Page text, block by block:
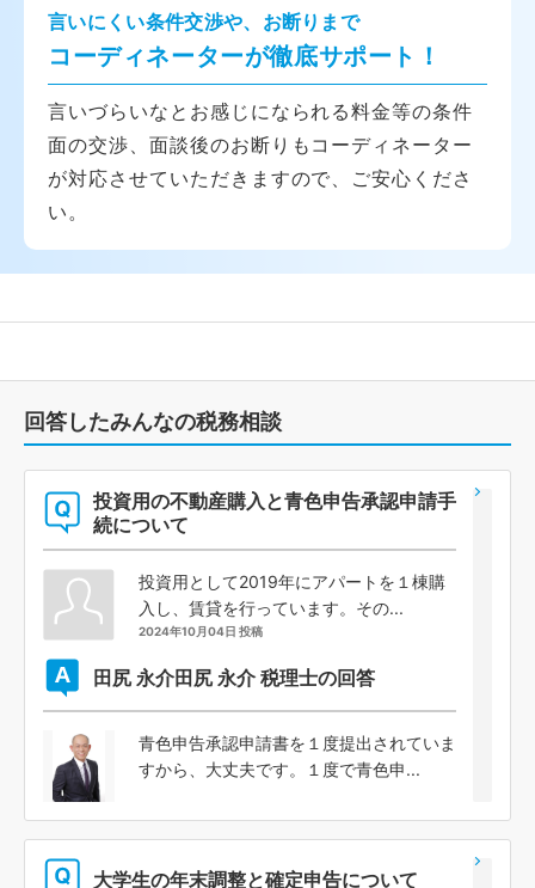
言いにくい条件交渉や、お断りまで
コーディネーターが徹底サポート！
言いづらいなとお感じになられる料金等の条件
面の交渉、面談後のお断りもコーディネーター
が対応させていただきますので、ご安心くださ
い。
回答したみんなの税務相談
投資用の不動産購入と青色申告承認申請手
続について
投資用として2019年にアパートを１棟購
入し、賃貸を行っています。その...
2024年10月04日 投稿
田尻 永介田尻 永介 税理士の回答
青色申告承認申請書を１度提出されていま
すから、大丈夫です。１度で青色申...
大学生の年末調整と確定申告について